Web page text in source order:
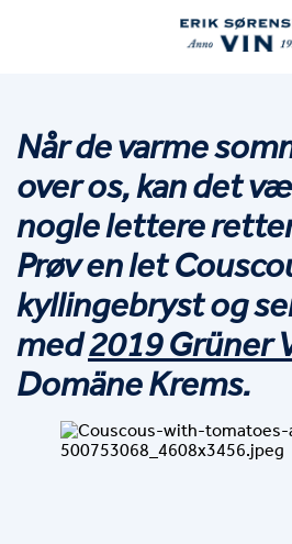
Når de varme
over os, kan det
nogle lettere
Prøv en let
kyllingebryst og
med 2019 Grüner
Domäne Krems.